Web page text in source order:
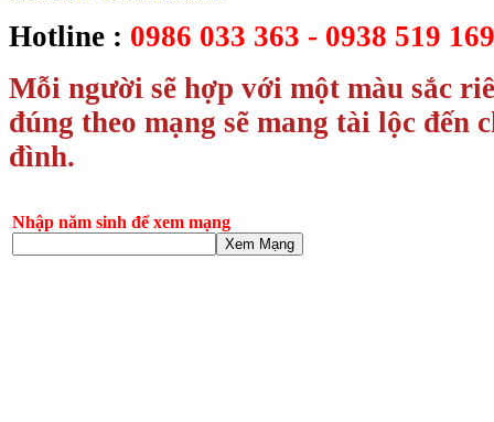
Hotline : 0986 033 363 - 0938 519
Mỗi người sẽ hợp với một màu sắc
đúng theo mạng sẽ mang tài lộc đến
đình.
Nhập năm sinh để xem mạng
Xem Mạng